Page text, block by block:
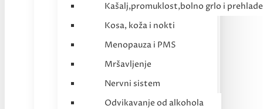
Kašalj,promuklost,bolno grlo i prehlade
Kosa, koža i nokti
Menopauza i PMS
Mršavljenje
Nervni sistem
Odvikavanje od alkohola